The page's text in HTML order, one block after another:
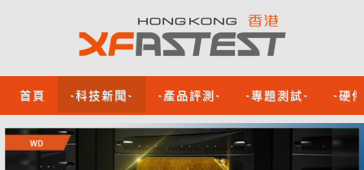
首頁 -科技新聞- -產品評測- -專題測試- -硬